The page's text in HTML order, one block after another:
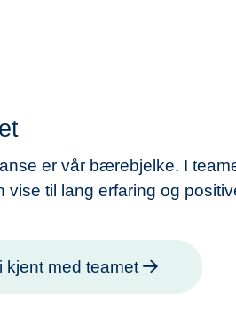
er vår bærebjelke. I
vise til lang erfaring og
kjent med teamet